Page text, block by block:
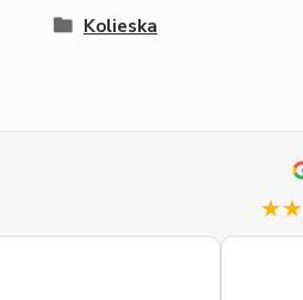
Kolieska
★★